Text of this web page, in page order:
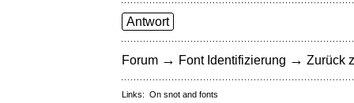
Antwort
Forum → Font Identifizierung → Zurück
Links: On snot and fonts